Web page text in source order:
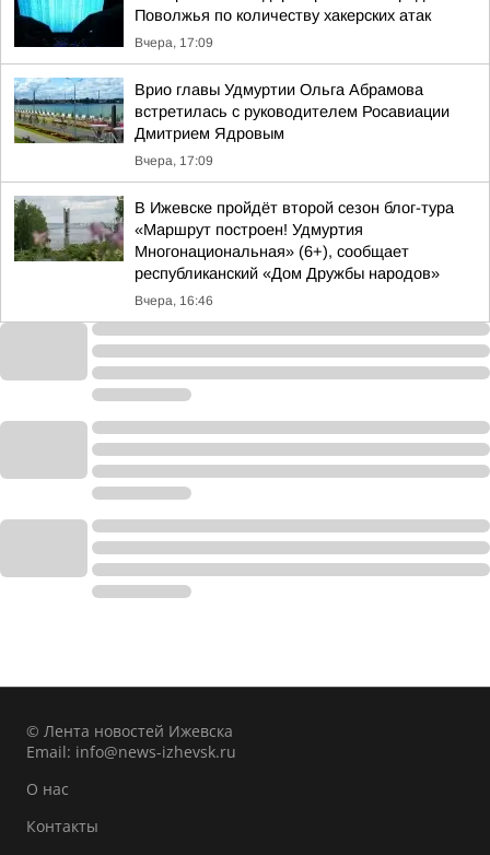
Поволжья по количеству хакерских атак
Вчера, 17:09
Врио главы Удмуртии Ольга Абрамова
встретилась с руководителем Росавиации
Дмитрием Ядровым
Вчера, 17:09
В Ижевске пройдёт второй сезон блог-тура
«Маршрут построен! Удмуртия
Многонациональная» (6+), сообщает
республиканский «Дом Дружбы народов»
Вчера, 16:46
© Лента новостей Ижевска
Email: info@news-izhevsk.ru
О нас
Контакты